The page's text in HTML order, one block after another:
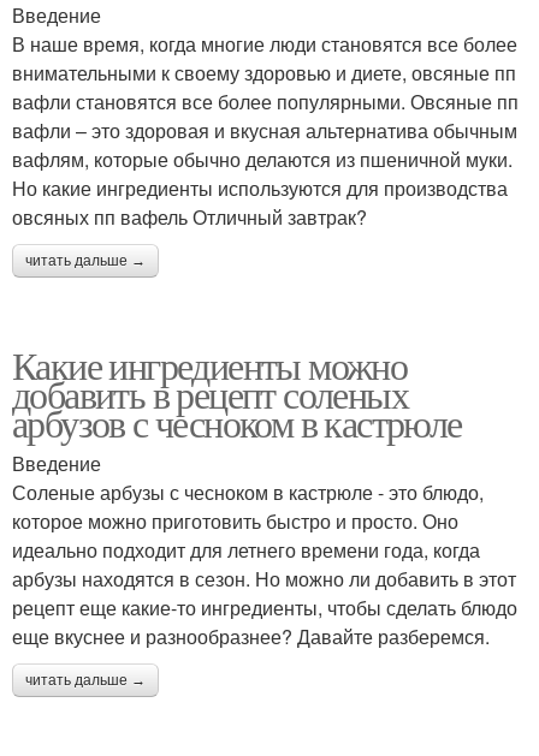
Введение
В наше время, когда многие люди становятся все более
внимательными к своему здоровью и диете, овсяные пп
вафли становятся все более популярными. Овсяные пп
вафли – это здоровая и вкусная альтернатива обычным
вафлям, которые обычно делаются из пшеничной муки.
Но какие ингредиенты используются для производства
овсяных пп вафель Отличный завтрак?
читать дальше →
Какие ингредиенты можно
добавить в рецепт соленых
арбузов с чесноком в кастрюле
Введение
Соленые арбузы с чесноком в кастрюле - это блюдо,
которое можно приготовить быстро и просто. Оно
идеально подходит для летнего времени года, когда
арбузы находятся в сезон. Но можно ли добавить в этот
рецепт еще какие-то ингредиенты, чтобы сделать блюдо
еще вкуснее и разнообразнее? Давайте разберемся.
читать дальше →